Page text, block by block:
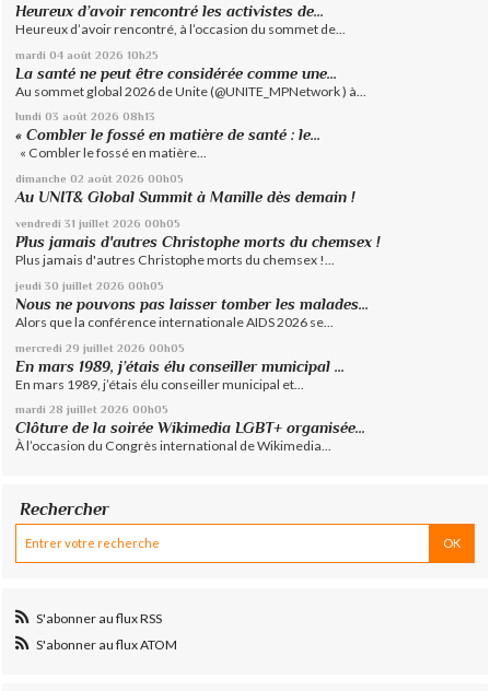
Heureux d’avoir rencontré les activistes de...
Heureux d’avoir rencontré, à l’occasion du sommet de...
mardi 04 août 2026 10h25
La santé ne peut être considérée comme une...
Au sommet global 2026 de Unite (@UNITE_MPNetwork ) à...
lundi 03 août 2026 08h13
« Combler le fossé en matière de santé : le...
« Combler le fossé en matière...
dimanche 02 août 2026 00h05
Au UNIT& Global Summit à Manille dès demain !
vendredi 31 juillet 2026 00h05
Plus jamais d'autres Christophe morts du chemsex !
Plus jamais d'autres Christophe morts du chemsex !...
jeudi 30 juillet 2026 00h05
Nous ne pouvons pas laisser tomber les malades...
Alors que la conférence internationale AIDS 2026 se...
mercredi 29 juillet 2026 00h05
En mars 1989, j’étais élu conseiller municipal ...
En mars 1989, j’étais élu conseiller municipal et...
mardi 28 juillet 2026 00h05
Clôture de la soirée Wikimedia LGBT+ organisée...
À l’occasion du Congrès international de Wikimedia...
Rechercher
S'abonner au flux RSS
S'abonner au flux ATOM